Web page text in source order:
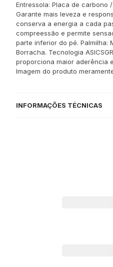
Entressola: Placa de carbono /
Garante mais leveza e
conserva a energia a cada
compreessão e permite
parte inferior do pé. Palmilha:
Borracha. Tecnologia
proporciona maior aderência
Imagem do produto
INFORMAÇÕES TÉCNICAS